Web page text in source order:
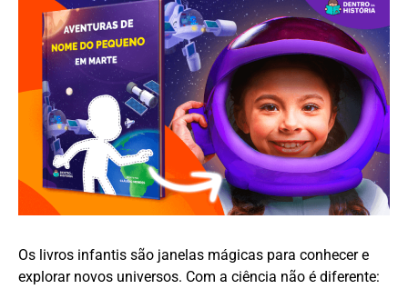
Os livros infantis são janelas mágicas para conhecer e
explorar novos universos. Com a ciência não é diferente: